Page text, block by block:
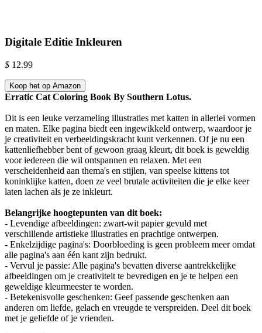
Digitale Editie Inkleuren
$ 12.99
Koop het op Amazon
Erratic Cat Coloring Book By Southern Lotus.
Dit is een leuke verzameling illustraties met katten in allerlei vormen
en maten. Elke pagina biedt een ingewikkeld ontwerp, waardoor je
je creativiteit en verbeeldingskracht kunt verkennen. Of je nu een
kattenliefhebber bent of gewoon graag kleurt, dit boek is geweldig
voor iedereen die wil ontspannen en relaxen. Met een
verscheidenheid aan thema's en stijlen, van speelse kittens tot
koninklijke katten, doen ze veel brutale activiteiten die je elke keer
laten lachen als je ze inkleurt.
Belangrijke hoogtepunten van dit boek:
- Levendige afbeeldingen: zwart-wit papier gevuld met
verschillende artistieke illustraties en prachtige ontwerpen.
- Enkelzijdige pagina's: Doorbloeding is geen probleem meer omdat
alle pagina's aan één kant zijn bedrukt.
- Vervul je passie: Alle pagina's bevatten diverse aantrekkelijke
afbeeldingen om je creativiteit te bevredigen en je te helpen een
geweldige kleurmeester te worden.
- Betekenisvolle geschenken: Geef passende geschenken aan
anderen om liefde, gelach en vreugde te verspreiden. Deel dit boek
met je geliefde of je vrienden.